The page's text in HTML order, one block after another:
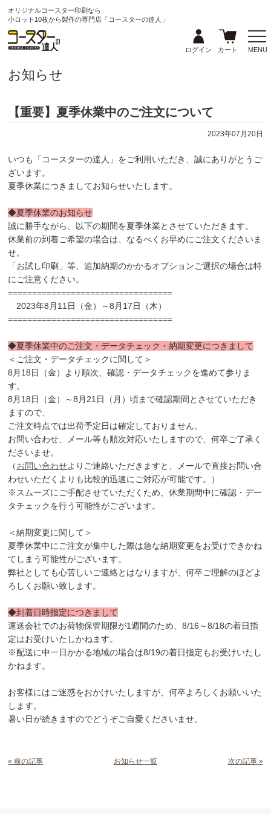
オリジナルコースター印刷なら
小ロット10枚から製作の専門店「コースターの達人」
ログイン カート MENU
お知らせ
【重要】夏季休業中のご注文について
2023年07月20日
いつも「コースターの達人」をご利用いただき、誠にありがとうご
ざいます。
夏季休業につきましてお知らせいたします。
◆夏季休業のお知らせ
誠に勝手ながら、以下の期間を夏季休業とさせていただきます。
休業前の到着ご希望の場合は、なるべくお早めにご注文くださいま
せ。
「お試し印刷」等、追加納期のかかるオプションご選択の場合は特
にご注意ください。
==================================
2023年8月11日（金）～8月17日（木）
==================================
◆夏季休業中のご注文・データチェック・納期変更につきまして
＜ご注文・データチェックに関して＞
8月18日（金）より順次、確認・データチェックを進めて参りま
す。
8月18日（金）～8月21日（月）頃まで確認期間とさせていただき
ますので、
ご注文時点では出荷予定日は確定しておりません。
お問い合わせ、メール等も順次対応いたしますので、何卒ご了承く
ださいませ。
（お問い合わせよりご連絡いただきますと、メールで直接お問い合
わせいただくよりも比較的迅速にご対応が可能です。）
※スムーズにご手配させていただくため、休業期間中に確認・デー
タチェックを行う可能性がございます。
＜納期変更に関して＞
夏季休業中にご注文が集中した際は急な納期変更をお受けできかね
てしまう可能性がございます。
弊社としても心苦しいご連絡とはなりますが、何卒ご理解のほどよ
ろしくお願い致します。
◆到着日時指定につきまして
運送会社でのお荷物保管期限が1週間のため、8/16～8/18の着日指
定はお受けいたしかねます。
※配送に中一日かかる地域の場合は8/19の着日指定もお受けいたし
かねます。
お客様にはご迷惑をおかけいたしますが、何卒よろしくお願いいた
します。
暑い日が続きますのでどうぞご自愛くださいませ。
« 前の記事 お知らせ一覧 次の記事 »